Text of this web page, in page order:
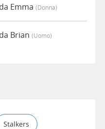
Emma (donna)
Brian (uomo)
Stalkers